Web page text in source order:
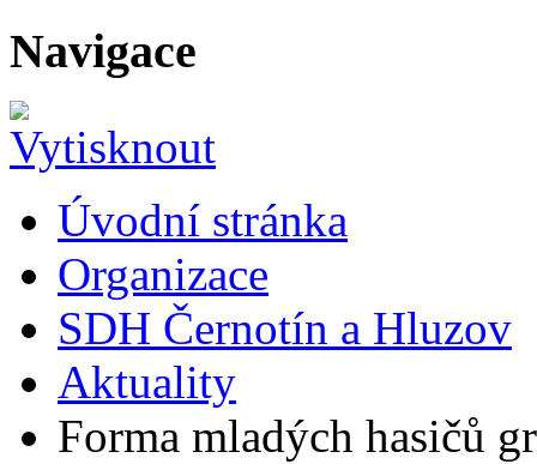
Navigace
Úvodní stránka
Organizace
SDH Černotín a Hluzov
Aktuality
Forma mladých hasičů